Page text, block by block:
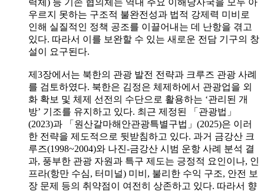
력체) 등 기존 협의체는 역내 주요 이해당사국을 모두 아
우르지 못하는 구조적 불완전성과 법적 강제력 미비로
인해 실질적인 정책 공조를 이끌어내는 데 난항을 겪고
있다. 따라서 이를 보완할 수 있는 새로운 전담 기구의 창
설이 요구된다.
제3장에서는 북한의 관광 발전 전략과 크루즈 관광 사례
를 검토하였다. 북한은 김정은 체제하에서 관광업을 외
화 확보 및 체제 선전의 수단으로 활용하는 ‘관리된 개
방’ 기조를 유지하고 있다. 최근 제정된 「관광법」
(2023)과 「원산갈마해안관광특별구법」(2025)은 이러
한 전략을 제도적으로 뒷받침하고 있다. 과거 금강산 크
루즈(1998~2004)와 나진-금강산 시범 운항 사례 분석 결
과, 풍부한 관광 자원과 특구 제도는 긍정적 요인이나, 인
프라(항만 수심, 터미널) 미비, 불리한 수익 구조, 안전 보
장 문제 등의 취약점이 여전히 상존하고 있다. 따라서 향